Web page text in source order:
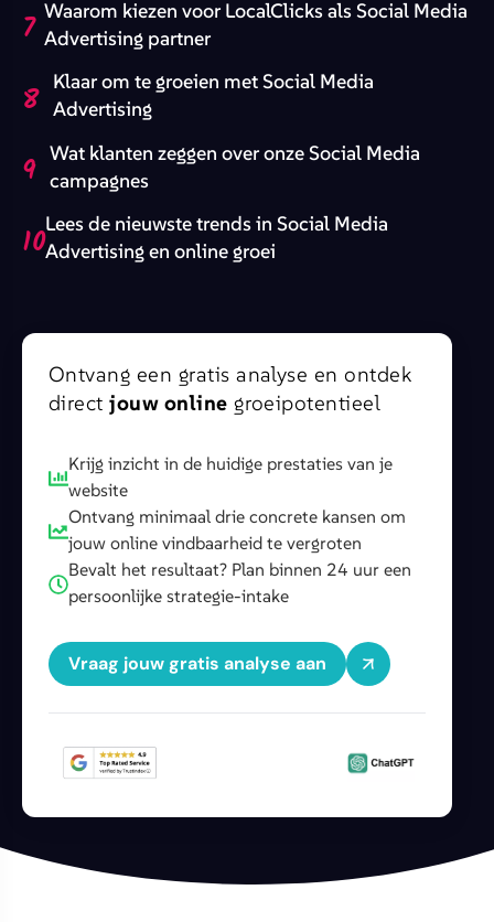
7 Waarom kiezen voor LocalClicks als Social Media
Advertising partner
8
Klaar om te groeien met Social Media
Advertising
9 Wat klanten zeggen over onze Social Media
campagnes
10Lees de nieuwste trends in Social Media
Advertising en online groei
Ontvang een gratis analyse en ontdek
directjouw online groeipotentieel
Krijg inzicht in de huidige prestaties van je
website
Ontvang minimaal drie concrete kansen om
jouw online vindbaarheid te vergroten
Bevalt het resultaat? Plan binnen 24 uur een
persoonlijke strategie-intake
Vraag jouw gratis analyse aan